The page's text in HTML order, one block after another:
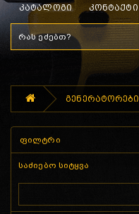
კატალოგი
კონტაქტი
გენერატორები
ფილტრი
საძიებო სიტყვა